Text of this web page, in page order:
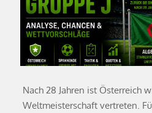
Nach 28 Jahren ist Österreich
Weltmeisterschaft vertreten.